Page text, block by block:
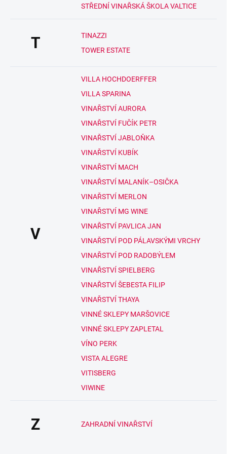
STŘEDNÍ VINAŘSKÁ ŠKOLA VALTICE
T
TINAZZI
TOWER ESTATE
V
VILLA HOCHDOERFFER
VILLA SPARINA
VINAŘSTVÍ AURORA
VINAŘSTVÍ FUČÍK PETR
VINAŘSTVÍ JABLOŇKA
VINAŘSTVÍ KUBÍK
VINAŘSTVÍ MACH
VINAŘSTVÍ MALANÍK–OSIČKA
VINAŘSTVÍ MERLON
VINAŘSTVÍ MG WINE
VINAŘSTVÍ PAVLICA JAN
VINAŘSTVÍ POD PÁLAVSKÝMI VRCHY
VINAŘSTVÍ POD RADOBÝLEM
VINAŘSTVÍ SPIELBERG
VINAŘSTVÍ ŠEBESTA FILIP
VINAŘSTVÍ THAYA
VINNÉ SKLEPY MARŠOVICE
VINNÉ SKLEPY ZAPLETAL
VÍNO PERK
VISTA ALEGRE
VITISBERG
VIWINE
Z ZAHRADNÍ VINAŘSTVÍ